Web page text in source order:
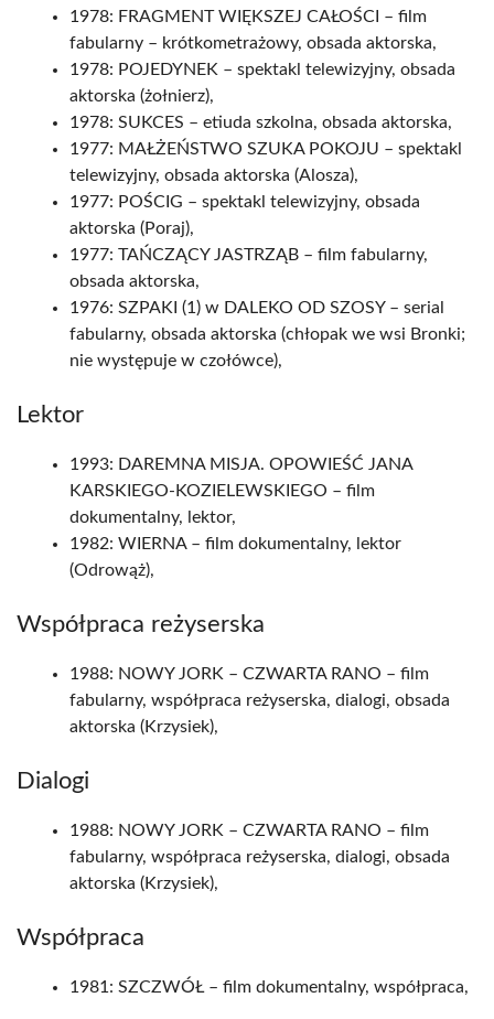
1978: FRAGMENT WIĘKSZEJ CAŁOŚCI – film
fabularny – krótkometrażowy, obsada aktorska,
1978: POJEDYNEK – spektakl telewizyjny, obsada
aktorska (żołnierz),
1978: SUKCES – etiuda szkolna, obsada aktorska,
1977: MAŁŻEŃSTWO SZUKA POKOJU – spektakl
telewizyjny, obsada aktorska (Alosza),
1977: POŚCIG – spektakl telewizyjny, obsada
aktorska (Poraj),
1977: TAŃCZĄCY JASTRZĄB – film fabularny,
obsada aktorska,
1976: SZPAKI (1) w DALEKO OD SZOSY – serial
fabularny, obsada aktorska (chłopak we wsi Bronki;
nie występuje w czołówce),
Lektor
1993: DAREMNA MISJA. OPOWIEŚĆ JANA
KARSKIEGO-KOZIELEWSKIEGO – film
dokumentalny, lektor,
1982: WIERNA – film dokumentalny, lektor
(Odrowąż),
Współpraca reżyserska
1988: NOWY JORK – CZWARTA RANO – film
fabularny, współpraca reżyserska, dialogi, obsada
aktorska (Krzysiek),
Dialogi
1988: NOWY JORK – CZWARTA RANO – film
fabularny, współpraca reżyserska, dialogi, obsada
aktorska (Krzysiek),
Współpraca
1981: SZCZWÓŁ – film dokumentalny, współpraca,